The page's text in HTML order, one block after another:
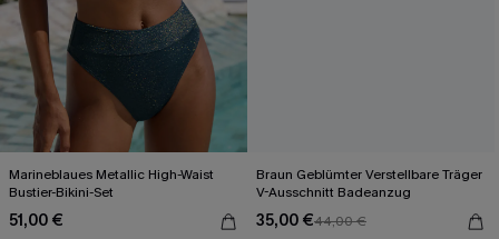
Marineblaues Metallic High-Waist
Bustier-Bikini-Set
51,00 €
Mit Gratis-Maßband
Braun Geblümter Verstellbare Träger
V-Ausschnitt Badeanzug
35,00 €44,00 €